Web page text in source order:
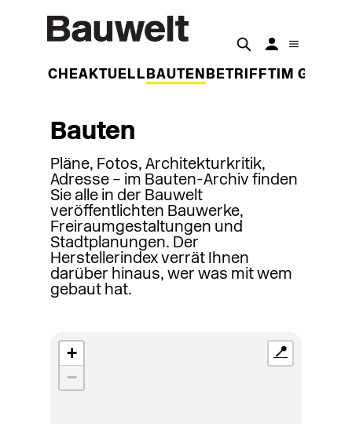
WOCHEAKTUELL BAUTEN BETRIFFT IM
Bauten
Pläne, Fotos, Architekturkritik,
Adresse – im Bauten-Archiv finden
Sie alle in der Bauwelt
veröffentlichten Bauwerke,
Freiraumgestaltungen und
Stadtplanungen. Der
Herstellerindex verrät Ihnen
darüber hinaus, wer was mit wem
gebaut hat.
+
−
📍